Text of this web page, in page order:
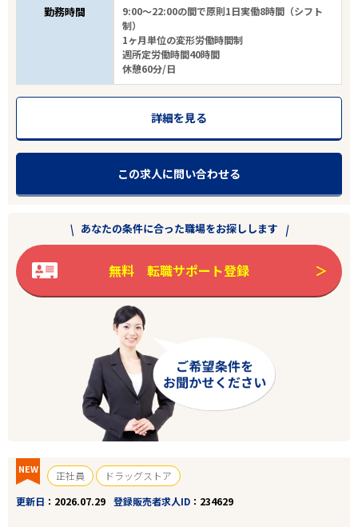
勤務時間
9:00～22:00の間で原則1日実働8時間（シフト
制）
1ヶ月単位の変形労働時間制
週所定労働時間40時間
休憩60分/日
詳細を見る
この求人に問い合わせる
あなたの条件に合った職場をお探しします
無料 転職サポート登録
NEW 正社員
ドラッグストア
更新日
2026.07.29 登録販売者求人ID 234629